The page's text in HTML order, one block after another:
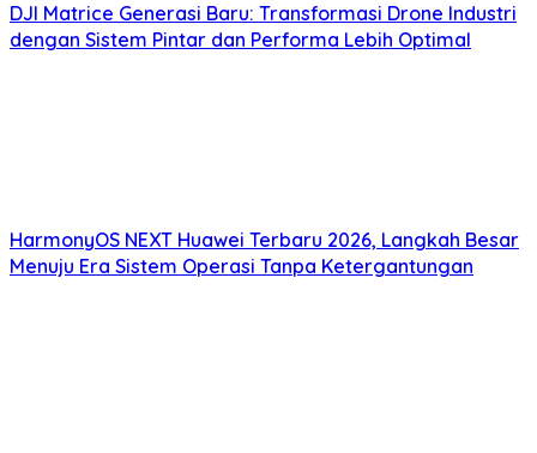
DJI Matrice Generasi Baru: Transformasi Drone Industri
dengan Sistem Pintar dan Performa Lebih Optimal
HarmonyOS NEXT Huawei Terbaru 2026, Langkah Besar
Menuju Era Sistem Operasi Tanpa Ketergantungan